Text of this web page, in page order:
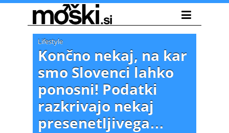
Lifestyle
Končno nekaj, na kar
smo Slovenci lahko
ponosni! Podatki
razkrivajo nekaj
presenetljivega…